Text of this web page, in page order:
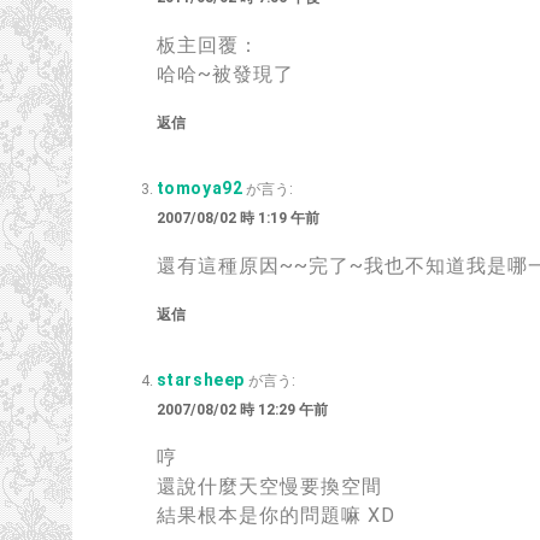
板主回覆：
哈哈~被發現了
返信
tomoya92 が言う:
2007/08/02 時 1:19 午前
還有這種原因~~完了~我也不知道我是哪
返信
starsheep が言う:
2007/08/02 時 12:29 午前
哼
還說什麼天空慢要換空間
結果根本是你的問題嘛 XD